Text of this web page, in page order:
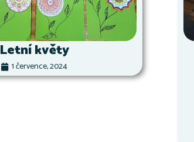
Letní květy
1 července, 2024